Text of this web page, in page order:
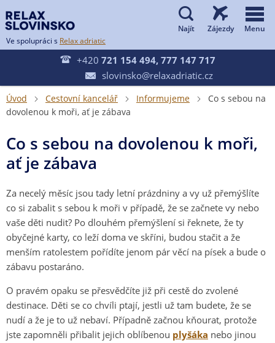
Ve spolupráci s Relax adriatic
 
 +420 721 154 494, 777 147 717
 slovinsko@relaxadriatic.cz
Úvod  Cestovní kancelář  Informujeme 
Co s sebou na
dovolenou k moři, ať je zábava
Co s sebou na dovolenou k moři,
ať je zábava
Za necelý měsíc jsou tady letní prázdniny a vy už přemýšlíte
co si zabalit s sebou k moři v případě, že se začnete vy nebo
vaše děti nudit? Po dlouhém přemýšlení si řeknete, že ty
obyčejné karty, co leží doma ve skříni, budou stačit a že
menším ratolestem pořídíte jenom pár věcí na písek a bude o
zábavu postaráno.
O pravém opaku se přesvědčíte již při cestě do zvolené
destinace. Děti se co chvíli ptají, jestli už tam budete, že se
nudí a že je to už nebaví. Případně začnou kňourat, protože
jste zapomněli přibalit jejich oblíbenou plyšáka nebo jinou